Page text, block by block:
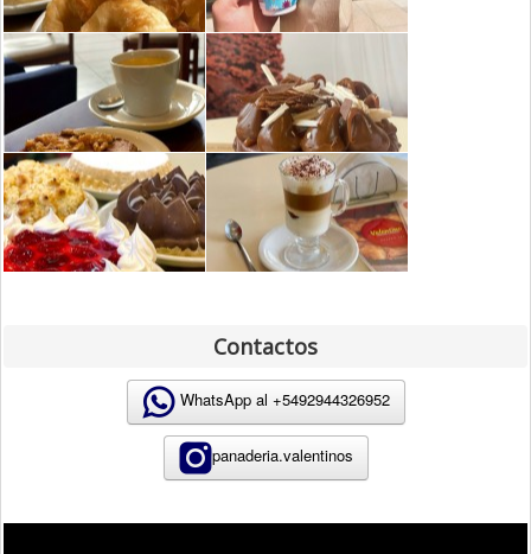
Contactos
WhatsApp al +5492944326952
panaderia.valentinos